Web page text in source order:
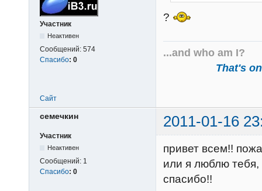
Участник
Неактивен
Сообщений: 574
Спасибо: 0
?
...and who am I?
That's
Сайт
семечкин 2011-01-16
Участник
Неактивен
Сообщений: 1
Спасибо: 0
привет всем!!
или я люблю тебя,
спасибо!!